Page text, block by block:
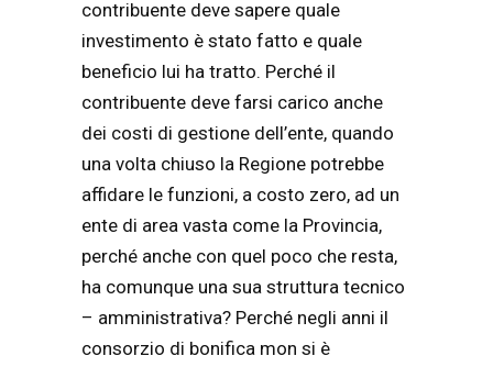
contribuente deve sapere quale
investimento è stato fatto e quale
beneficio lui ha tratto. Perché il
contribuente deve farsi carico anche
dei costi di gestione dell’ente, quando
una volta chiuso la Regione potrebbe
affidare le funzioni, a costo zero, ad un
ente di area vasta come la Provincia,
perché anche con quel poco che resta,
ha comunque una sua struttura tecnico
– amministrativa? Perché negli anni il
consorzio di bonifica mon si è